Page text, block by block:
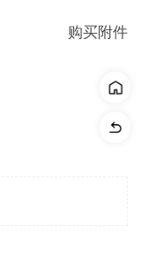
购买附件